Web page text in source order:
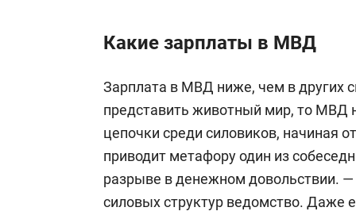
Какие зарплаты в МВД
Зарплата в МВД ниже, чем в других
представить животный мир, то МВД
цепочки среди силовиков, начиная
приводит метафору один из
разрыве в денежном довольствии.
силовых структур ведомство. Даже